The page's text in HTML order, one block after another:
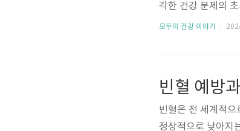
각한 건강 문제의
장애와 같은 다른
의 주요 원인을 상세
모두의 건강 이야기
빈혈은 전 세계적으
정상적으로 낮아지